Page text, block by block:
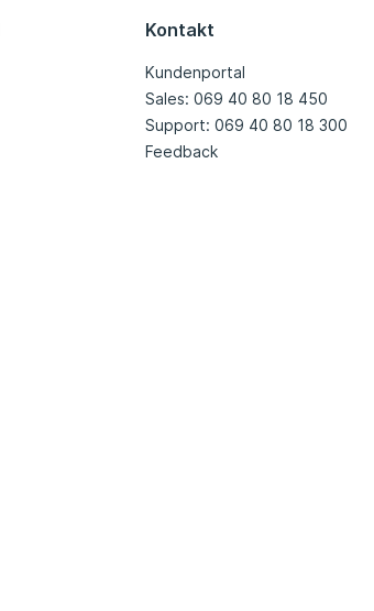
Kontakt
Kundenportal
Sales: 069 40 80 18 450
Support: 069 40 80 18 300
Feedback